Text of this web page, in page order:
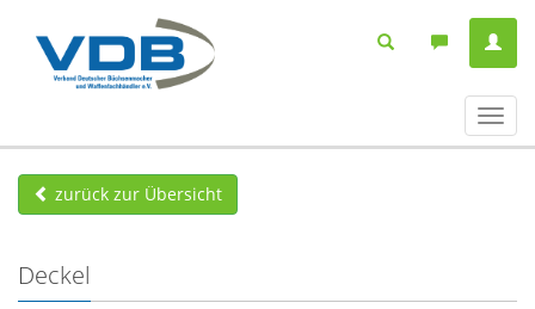
ein-/
zurück zur Übersicht
Deckel